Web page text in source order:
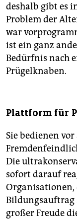
deshalb gibt es
Problem der
war
ist ein ganz
Bedürfnis nach
Prügelknaben.
Plattform für
Sie bedienen
Die
sofort darauf
Bildungsauftrag
großer Freude